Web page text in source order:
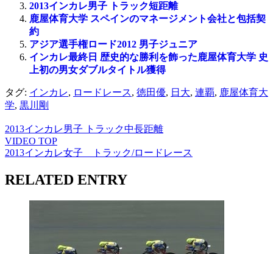
2013インカレ男子 トラック短距離
鹿屋体育大学 スペインのマネージメント会社と包括契
約
アジア選手権ロード2012 男子ジュニア
インカレ最終日 歴史的な勝利を飾った鹿屋体育大学 史
上初の男女ダブルタイトル獲得
タグ: インカレ, ロードレース, 徳田優, 日大, 連覇, 鹿屋体育大
学, 黒川剛
2013インカレ男子 トラック中長距離
VIDEO TOP
2013インカレ女子 トラック/ロードレース
RELATED ENTRY